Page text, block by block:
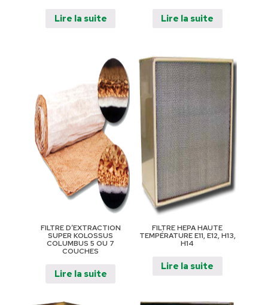
Lire la suite Lire la suite
FILTRE D’EXTRACTION
SUPER KOLOSSUS
COLUMBUS 5 OU 7
COUCHES
Lire la suite
FILTRE HEPA HAUTE
TEMPÉRATURE E11, E12, H13,
H14
Lire la suite